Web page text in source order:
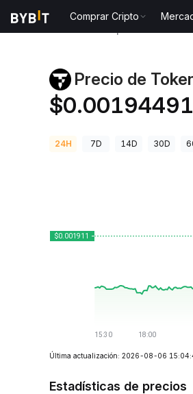
Comprar Cripto
Precio de
$0.00194491
24H 7D 14D 30D
Última actualización: 2026-08-06
Estadísticas de precios